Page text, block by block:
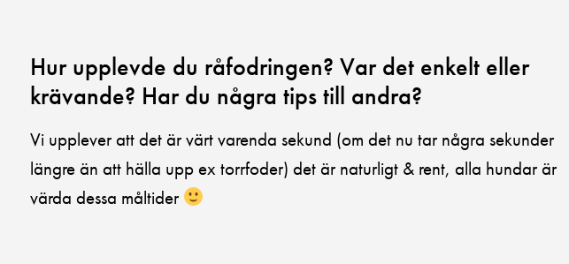
Hur upplevde du råfodringen? Var det enkelt eller
krävande? Har du några tips till andra?
Vi upplever att det är värt varenda sekund (om det nu tar några sekunder
längre än att hälla upp ex torrfoder) det är naturligt & rent, alla hundar är
värda dessa måltider